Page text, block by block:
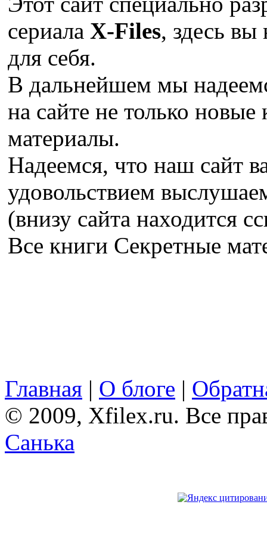
сериала X-Files, здесь вы
для себя.
В дальнейшем мы
на сайте не только
материалы.
Надеемся, что наш сайт
удовольствием
(внизу сайта находится
Все книги Секретные
Главная | О блоге |
© 2009, Xfilex.ru. Все
Санька